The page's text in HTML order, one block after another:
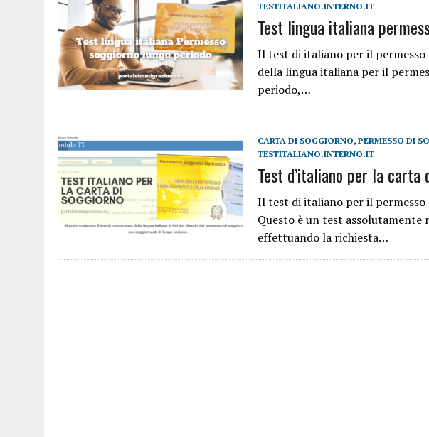
30 MARZO 2025
ESPULSIONE E CAPACITÀ A DELINQUERE
9 MARZO 2025
MODELLO A-BIS FLUSSI 2025 GRANDI ANZIANI E DISABILI
23 FEBBRAIO 2025 | FLUSSI 2025 LE QUOTE PER TIPOLOGIE DI LAVORO
4 GENNAIO 2025 | BONUS NASCITE 2025 ANCHE PER STRANIERI
TESTITALIANO.INTERNO.IT
Test lingua italiana
Il test di italiano per il permesso
della lingua italiana per il
periodo,…
CARTA DI SOGGIORNO, PERMESSO DI
TESTITALIANO.INTERNO.IT
Test d’italiano per la carta
Il test di italiano per il
Questo è un test assolutamente
effettuando la richiesta…